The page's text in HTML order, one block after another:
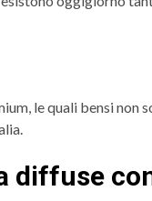
le quali bensi non
diffuse